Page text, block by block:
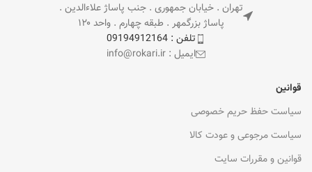
تهران . خیابان جمهوری . جنب پاساژ علاءالدین .
پاساژ بزرگمهر . طبقه چهارم . واحد ۱۲۰
تلفن : 09194912164
ایمیل : info@rokari.ir
قوانین
سیاست حفظ حریم خصوصی
سیاست مرجوعی و عودت کالا
قوانین و مقررات سایت